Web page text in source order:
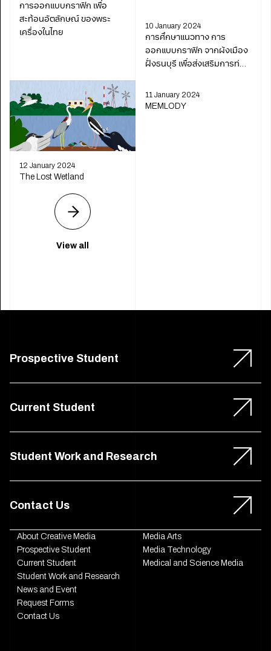
การออกแบบกราฟิก เพื่อ
สะท้อนอัตลักษณ์ ของพระ
เครื่องในไทย
10 January 2024
การศึกษาแนวทาง การ
ออกแบบกราฟิก จากผังเมือง
ฝั่งธนบุรี เพื่อส่งเสริมการท่อง
12 January 2024
The Lost Wetland
11 January 2024
MEMLODY
View all
Prospective Student
Current Student
Student Work and Research
Contact Us
About Creative Media
Prospective Student
Current Student
Student Work and Research
News and Event
Request Forms
Contact Us
Media Arts
Media Technology
Medical and Science Media